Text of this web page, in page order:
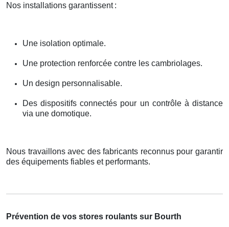
Nos installations garantissent :
Une isolation optimale.
Une protection renforcée contre les cambriolages.
Un design personnalisable.
Des dispositifs connectés pour un contrôle à distance
via une domotique.
Nous travaillons avec des fabricants reconnus pour garantir
des équipements fiables et performants.
Prévention de vos stores roulants sur Bourth